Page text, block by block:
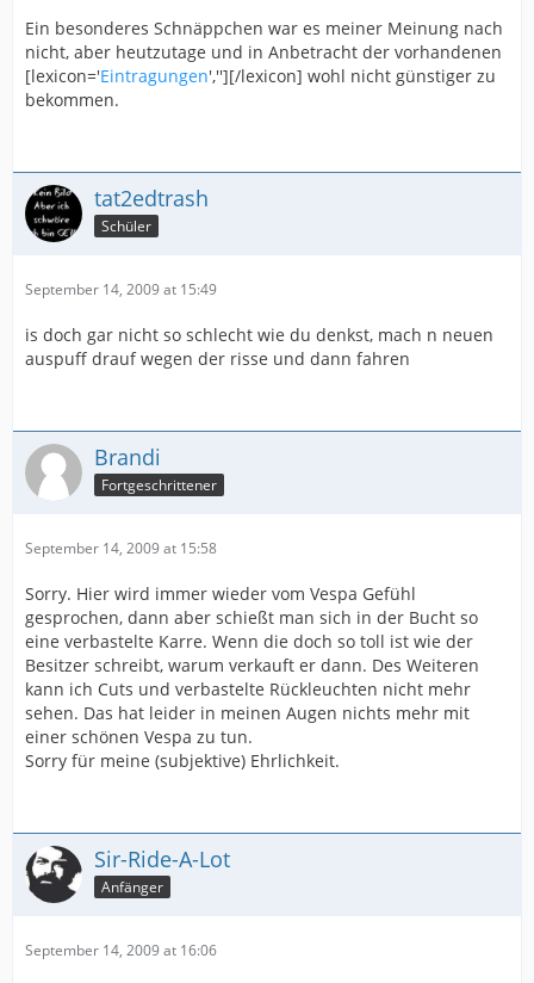
Ein besonderes Schnäppchen war es meiner Meinung nach
nicht, aber heutzutage und in Anbetracht der vorhandenen
[lexicon='Eintragungen',''][/lexicon] wohl nicht günstiger zu
bekommen.
tat2edtrash
Schüler
September 14, 2009 at 15:49
is doch gar nicht so schlecht wie du denkst, mach n neuen
auspuff drauf wegen der risse und dann fahren
Brandi
Fortgeschrittener
September 14, 2009 at 15:58
Sorry. Hier wird immer wieder vom Vespa Gefühl
gesprochen, dann aber schießt man sich in der Bucht so
eine verbastelte Karre. Wenn die doch so toll ist wie der
Besitzer schreibt, warum verkauft er dann. Des Weiteren
kann ich Cuts und verbastelte Rückleuchten nicht mehr
sehen. Das hat leider in meinen Augen nichts mehr mit
einer schönen Vespa zu tun.
Sorry für meine (subjektive) Ehrlichkeit.
Sir-Ride-A-Lot
Anfänger
September 14, 2009 at 16:06